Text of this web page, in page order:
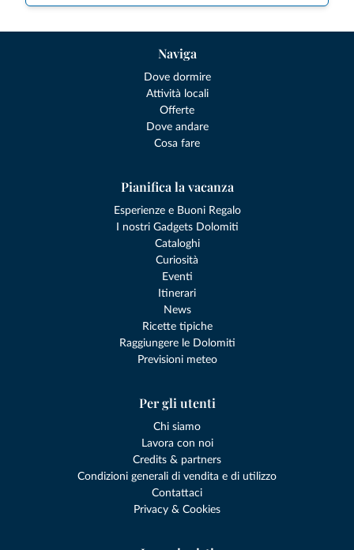
Naviga
Dove dormire
Attività locali
Offerte
Dove andare
Cosa fare
Pianifica la vacanza
Esperienze e Buoni Regalo
I nostri Gadgets Dolomiti
Cataloghi
Curiosità
Eventi
Itinerari
News
Ricette tipiche
Raggiungere le Dolomiti
Previsioni meteo
Per gli utenti
Chi siamo
Lavora con noi
Credits & partners
Condizioni generali di vendita e di utilizzo
Contattaci
Privacy & Cookies